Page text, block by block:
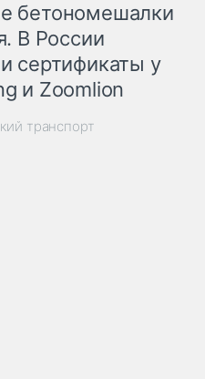
бетономешалки
В России
сертификаты у
и Zoomlion
транспорт